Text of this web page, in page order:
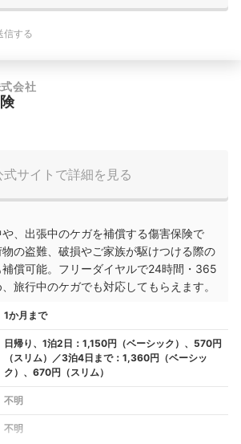
信する
会社
式サイトで詳細を見る
、出張中のケガを補償する傷害保険で
の盗難、破損やご家族が駆けつける際の
償可能。フリーダイヤルで24時間・365
旅行中のケガでも対応してもらえます。
1か月まで
日帰り、1泊2日：1,150円（ベーシック）、570円
（スリム）／3泊4日まで：1,360円（ベーシッ
ク）、670円（スリム）
不明
不明